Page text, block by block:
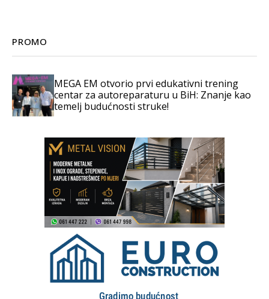
PROMO
MEGA EM otvorio prvi edukativni trening
centar za autoreparaturu u BiH: Znanje kao
temelj budućnosti struke!